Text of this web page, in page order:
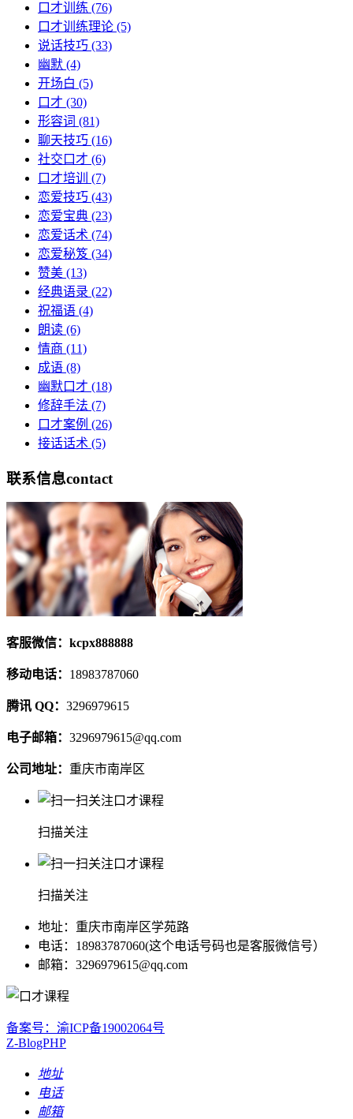
口才训练 (76)
口才训练理论 (5)
说话技巧 (33)
幽默 (4)
开场白 (5)
口才 (30)
形容词 (81)
聊天技巧 (16)
社交口才 (6)
口才培训
(7)
恋爱技巧 (43)
恋爱宝典 (23)
恋爱话术 (74)
恋爱秘笈 (34)
赞美 (13)
经典语录 (22)
祝福语 (4)
朗读 (6)
情商 (11)
成语 (8)
幽默口才 (18)
修辞手法 (7)
口才案例 (26)
接话话术 (5)
联系信息contact
客服微信：kcpx888888
移动电话： 18983787060
腾讯 QQ： 3296979615
电子邮箱： 3296979615@qq.com
公司地址： 重庆市南岸区
扫描关注
扫描关注
地址：重庆市南岸区学苑路
电话：18983787060(这个电话号码也是客服微信号）
邮箱：3296979615@qq.com
备案号：渝ICP备19002064号
Z-BlogPHP
地址
电话
邮箱